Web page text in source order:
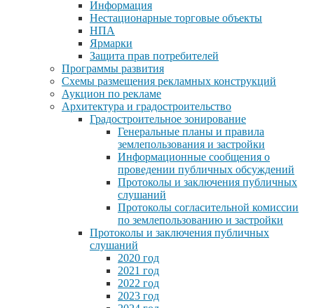
Информация
Нестационарные торговые объекты
НПА
Ярмарки
Защита прав потребителей
Программы развития
Схемы размещения рекламных конструкций
Аукцион по рекламе
Архитектура и градостроительство
Градостроительное зонирование
Генеральные планы и правила
землепользования и застройки
Информационные сообщения о
проведении публичных обсуждений
Протоколы и заключения публичных
слушаний
Протоколы согласительной комиссии
по землепользованию и застройки
Протоколы и заключения публичных
слушаний
2020 год
2021 год
2022 год
2023 год